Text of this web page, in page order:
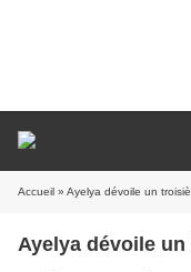
Accueil » Ayelya dévoile un
Ayelya dévoile